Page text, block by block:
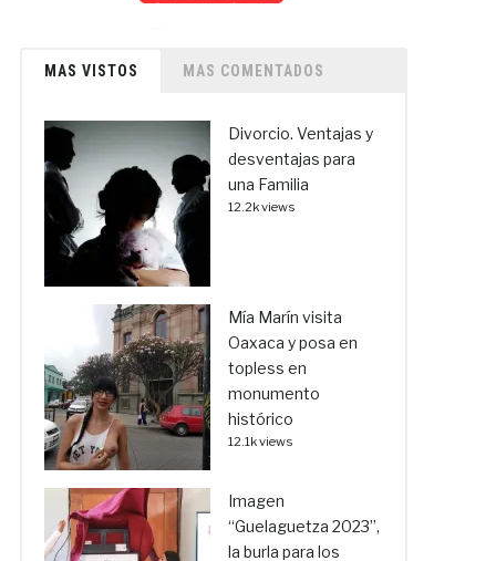
MAS VISTOS MAS COMENTADOS
Divorcio. Ventajas y
desventajas para
una Familia
12.2k views
Mía Marín visita
Oaxaca y posa en
topless en
monumento
histórico
12.1k views
Imagen
“Guelaguetza 2023”,
la burla para los